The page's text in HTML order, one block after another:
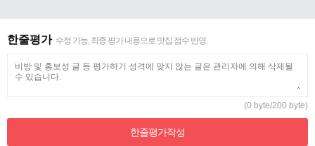
한줄평가 수정 가능, 최종 평가 내용으로 맛집 점수 반영.
(0 byte/200 byte)
한줄평가작성